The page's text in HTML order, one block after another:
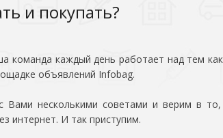
и покупать?
команда каждый день работает над тем
объявлений Infobag.
Вами несколькими советами и верим в
интернет. И так приступим.